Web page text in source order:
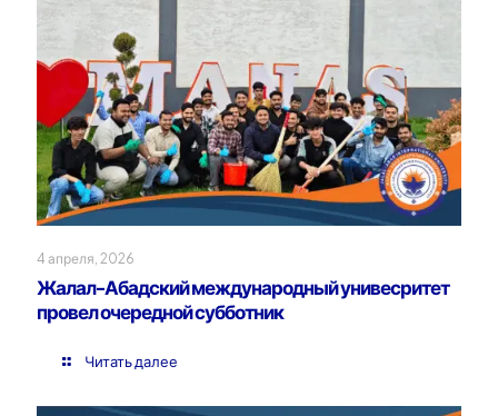
4 апреля, 2026
Жалал-Абадский международный унивесритет
провел очередной субботник
Читать далее